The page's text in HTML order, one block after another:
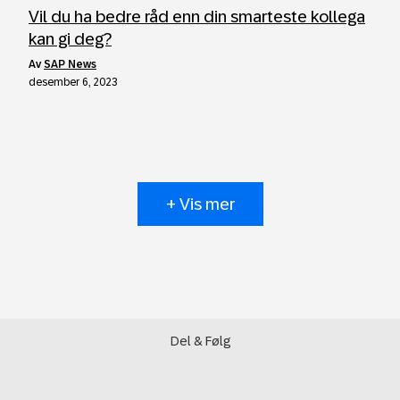
Vil du ha bedre råd enn din smarteste kollega
kan gi deg?
avSAP News
desember 6, 2023
+ Vis mer
Del & Følg